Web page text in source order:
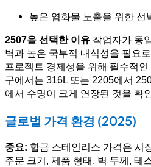
높은 염화물 노출을 위한 선
2507을 선택한 이유 작업자가 동
벽과 높은 국부적 내식성을 필요
프로젝트 경제성을 위해 필수적
구에서는 316L 또는 2205에서
에서 수명이 크게 연장된 것을 확
글로벌 가격 환경 (2025)
중요: 합금 스테인리스 가격은 시
주문 크기, 제품 형태, 벽 두께, 테